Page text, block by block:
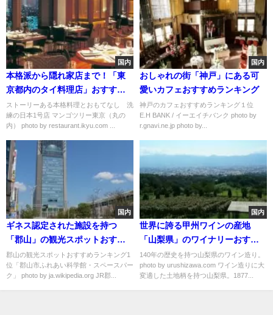
国内
本格派から隠れ家店まで！「東
京都内のタイ料理店」おすすめ
６選
ストーリーある本格料理とおもてなし 洗
練の日本1号店 マンゴツリー東京（丸の
内） photo by restaurant.ikyu.com ...
国内
おしゃれの街「神戸」にある可
愛いカフェおすすめランキング
神戸のカフェおすすめランキング１位
E.H BANK / イーエイチバンク photo by
r.gnavi.ne.jp photo by...
国内
ギネス認定された施設を持つ
「郡山」の観光スポットおすす
めランキング
郡山の観光スポットおすすめランキング1
位「郡山市ふれあい科学館・スペースパー
ク」 photo by ja.wikipedia.org JR郡...
国内
世界に誇る甲州ワインの産地
「山梨県」のワイナリーおすす
め８選
140年の歴史を持つ山梨県のワイン造り。
photo by urushizawa.com ワイン造りに大
変適した土地柄を持つ山梨県。1877...